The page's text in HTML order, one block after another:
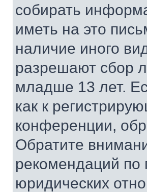
собирать
иметь на это
наличие иного
разрешают сбор
младше 13 лет.
как к
конференции,
Обратите
рекомендаций по
юридических